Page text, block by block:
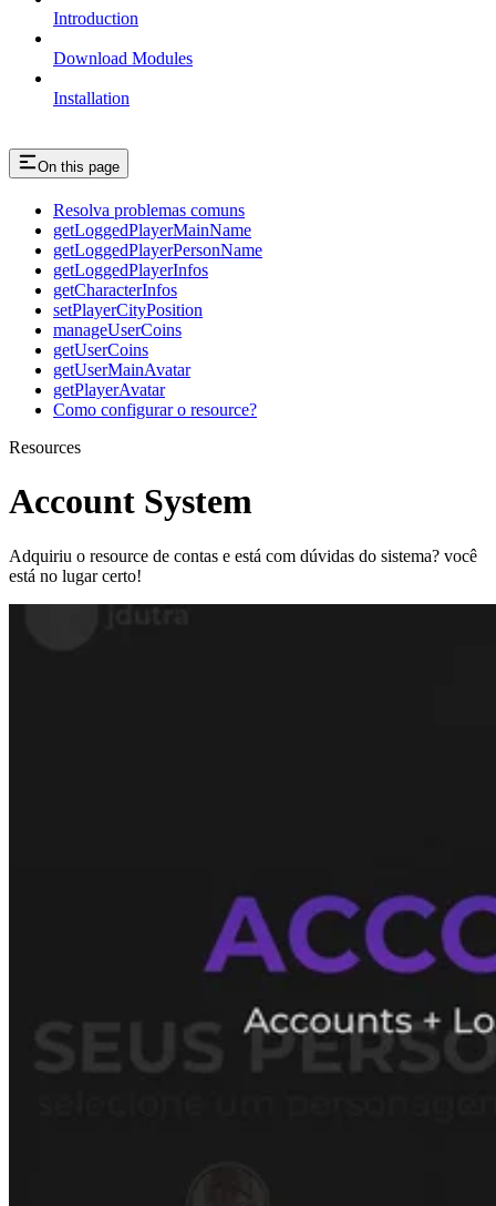
Introduction
Download Modules
Installation
On this page
Resolva problemas comuns
getLoggedPlayerMainName
getLoggedPlayerPersonName
getLoggedPlayerInfos
getCharacterInfos
setPlayerCityPosition
manageUserCoins
getUserCoins
getUserMainAvatar
getPlayerAvatar
Como configurar o resource?
Resources
Account System
Adquiriu o resource de contas e está com dúvidas do sistema? você
está no lugar certo!